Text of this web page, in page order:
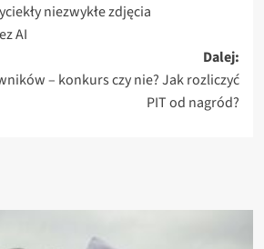
niezwykłe zdjęcia
AI
Dalej:
– konkurs czy nie? Jak rozliczyć
PIT od nagród?